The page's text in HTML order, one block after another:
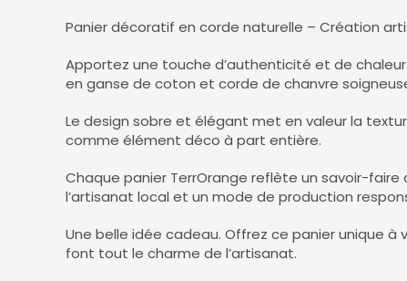
Panier décoratif en corde naturelle – Création
Apportez une touche d’authenticité et de
en ganse de coton et corde de chanvre
Le design sobre et élégant met en valeur la
comme élément déco à part entière.
Chaque panier TerrOrange reflète un savoir-
l’artisanat local et un mode de production
Une belle idée cadeau. Offrez ce panier unique
font tout le charme de l’artisanat.